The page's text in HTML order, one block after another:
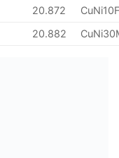
20.872
20.882